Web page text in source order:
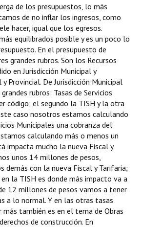
de los presupuestos, lo más
de no inflar los ingresos, como
hacer, igual que los egresos.
equilibrados posible y es un poco lo
En el presupuesto de
grandes rubros. Son los Recursos
en Jurisdicción Municipal y
y Provincial. De Jurisdicción Municipal
rubros: Tasas de Servicios
código; el segundo la TISH y la otra
caso nosotros estamos calculando
Municipales una cobranza del
calculando más o menos un
impacta mucho la nueva Fiscal y
unos 14 millones de pesos,
demás con la nueva Fiscal y Tarifaria;
la TISH es donde más impacto va a
12 millones de pesos vamos a tener
a lo normal. Y en las otras tasas
más también es en el tema de Obras
de construcción. En